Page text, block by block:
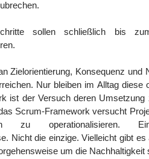
sollen schließlich bis
Zielorientierung, Konsequenz und
Nur bleiben im Alltag diese
ist der Versuch deren Umsetzung
Scrum-Framework versucht
zu operationalisieren.
Nicht die einzige. Vielleicht gibt
um die Nachhaltigkeit